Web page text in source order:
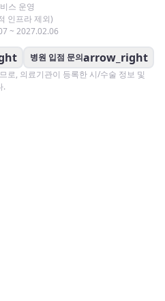
스 운영
인프라 제외)
~ 2027.02.06
병원 입점 문의arrow_right
로, 의료기관이 등록한 시/수술 정보 및
.